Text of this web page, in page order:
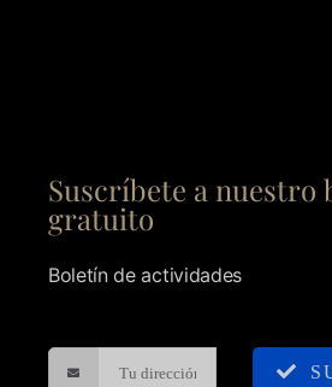
Suscríbete a nuestro
gratuito
Boletín de actividades